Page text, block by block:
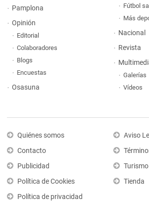
Pamplona
Opinión
Editorial
Colaboradores
Blogs
Encuestas
Osasuna
Fútbol
Más
Nacional
Revista
Galerías
Vídeos
Quiénes somos
Contacto
Publicidad
Política de Cookies
Política de privacidad
Aviso
Turismo
Tienda